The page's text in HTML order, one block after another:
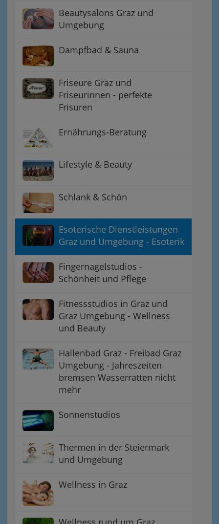
Beautysalons Graz und
Umgebung
Dampfbad & Sauna
Friseure Graz und
Friseurinnen - perfekte
Frisuren
Ernährungs-Beratung
Lifestyle & Beauty
Schlank & Schön
Esoterische Dienstleistungen
Graz und Umgebung - Esoterik
Fingernagelstudios -
Schönheit und Pflege
Fitnessstudios in Graz und
Graz Umgebung - Wellness
und Beauty
Hallenbad Graz - Freibad Graz
Umgebung - Jahreszeiten
bremsen Wasserratten nicht
mehr
Sonnenstudios
Thermen in der Steiermark
und Umgebung
Wellness in Graz